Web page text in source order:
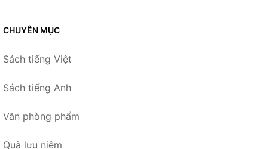
CHUYÊN MỤC
Sách tiếng Việt
Sách tiếng Anh
Văn phòng phẩm
Quà lưu niệm